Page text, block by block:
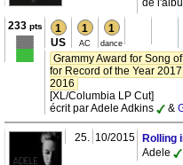
de
233pts 1
US
1
AC
1
dance
Grammy Award for Song
for Record of the Year 2017
2016
[XL/Columbia LP Cut]
écrit par Adele Adkins
&
25. 10/2015
Rolling
Adele